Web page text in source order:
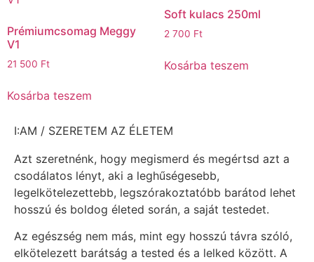
Prémiumcsomag Meggy
V1
21 500 Ft
Kosárba teszem
Soft kulacs 250ml
2 700 Ft
Kosárba teszem
I:AM / SZERETEM AZ ÉLETEM
Azt szeretnénk, hogy megismerd és megértsd azt a
csodálatos lényt, aki a leghűségesebb,
legelkötelezettebb, legszórakoztatóbb barátod lehet
hosszú és boldog életed során, a saját testedet.
Az egészség nem más, mint egy hosszú távra szóló,
elkötelezett barátság a tested és a lelked között. A